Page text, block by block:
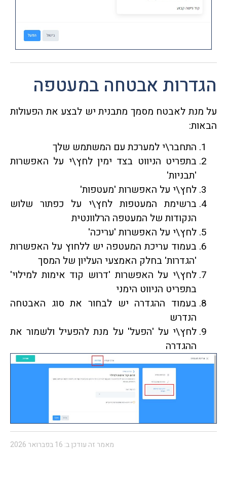
הגדרות אבטחה במעטפה
על מנת לאבטח מסמך מתבנית יש לבצע את הפעולות
הבאות:
התחבר\י למערכת עם המשתמש שלך
בתפריט הניווט בצד ימין לחץ\י על האפשרות
'תבניות'
לחץ\י על האפשרות 'מעטפות'
ברשימת המעטפות לחץ\י על כפתור שלוש
הנקודות של המעטפה הרלוונטית
לחץ\י על האפשרות 'עריכה'
בעמוד עריכת המעטפה יש ללחוץ על האפשרות
'הגדרות' בחלק האמצעי העליון של המסך
לחץ\י על האפשרות 'דרוש קוד אימות למילוי'
בתפריט הניווט הימני
בעמוד ההגדרה יש לבחור את סוג האבטחה
הנדרש
לחץ\י על 'הפעל' על מנת להפעיל ולשמור את
ההגדרה
מאמר זה עודכן ב: 16 בפברואר 2026